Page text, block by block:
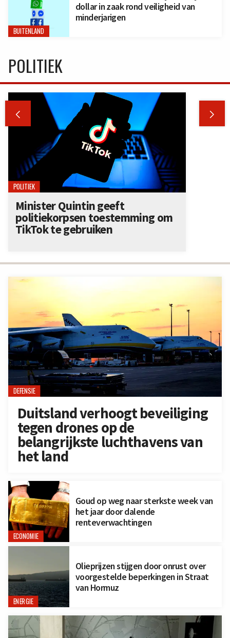
BUITENLAND
dollar in zaak rond veiligheid van
minderjarigen
DEFENSIE
Duitsland verhoogt beveiliging
tegen drones op de
belangrijkste luchthavens van
het land
ECONOMIE
Goud op weg naar sterkste week van
het jaar door dalende
renteverwachtingen
ENERGIE
Olieprijzen stijgen door onrust over
voorgestelde beperkingen in Straat
van Hormuz
POLITIEK
 
POLITIEK
Minister Quintin geeft
politiekorpsen toestemming om
TikTok te gebruiken